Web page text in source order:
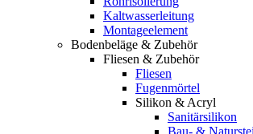
Kaltwasserleitung
Montageelement
Bodenbeläge & Zubehör
Fliesen & Zubehör
Fliesen
Fugenmörtel
Silikon & Acryl
Sanitärsilikon
Bau- &